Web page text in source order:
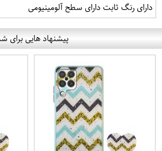
دارای رنگ ثابت دارای سطح آلومینیومی
پیشنهاد هایی برای